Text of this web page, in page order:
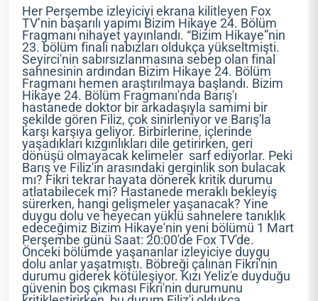
Her Perşembe izleyiciyi ekrana kilitleyen Fox
TV’nin başarılı yapımı Bizim Hikaye 24. Bölüm
Fragmanı nihayet yayınlandı. “Bizim Hikaye”nin
23. bölüm finali nabızları oldukça yükseltmişti.
Seyirci'nin sabırsızlanmasına sebep olan final
sahnesinin ardından Bizim Hikaye 24. Bölüm
Fragmanı hemen araştırılmaya başlandı. Bizim
Hikaye 24. Bölüm Fragmanı'nda Barış'ı
hastanede doktor bir arkadaşıyla samimi bir
şekilde gören Filiz, çok sinirleniyor ve Barış'la
karşı karşıya geliyor. Birbirlerine, içlerinde
yaşadıkları kızgınlıkları dile getirirken, geri
dönüşü olmayacak kelimeler sarf ediyorlar. Peki
Barış ve Filiz'in arasındaki gerginlik son bulacak
mı? Fikri tekrar hayata dönerek kritik durumu
atlatabilecek mi? Hastanede meraklı bekleyiş
sürerken, hangi gelişmeler yaşanacak? Yine
duygu dolu ve heyecan yüklü sahnelere tanıklık
edeceğimiz Bizim Hikaye'nin yeni bölümü 1 Mart
Perşembe günü Saat: 20:00'de Fox TV'de.
Önceki bölümde yaşananlar izleyiciye duygu
dolu anlar yaşatmıştı. Böbreği çalınan Fikri'nin
durumu giderek kötüleşiyor. Kızı Yeliz'e duyduğu
güvenin boş çıkması Fikri'nin durumunu